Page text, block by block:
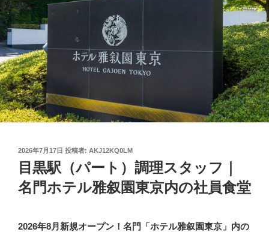
投
稿
日:
2026年7月17日 投稿者: AKJ12KQ0LM
目黒駅（パート）調理スタッフ｜
名門ホテル雅叙園東京内の社員食堂
2026年8月新規オープン！名門「ホテル雅叙園東京」内の